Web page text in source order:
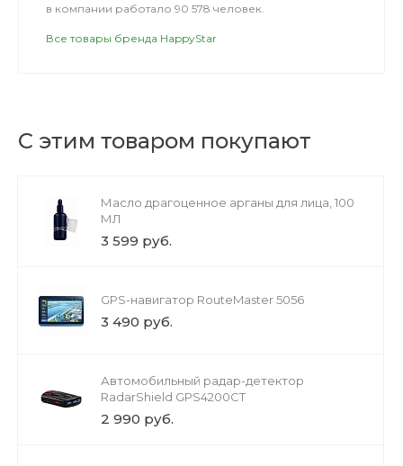
в компании работало 90 578 человек.
Все товары бренда HappyStar
С этим товаром покупают
Масло драгоценное арганы для лица, 100
МЛ
3 599 руб.
GPS-навигатор RouteMaster 5056
3 490 руб.
Автомобильный радар-детектор
RadarShield GPS4200CT
2 990 руб.